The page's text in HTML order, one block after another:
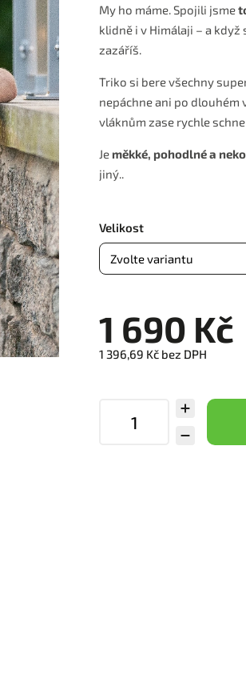
My ho máme. Spojili jsme
klidně i v Himálaji – a
zazáříš.
Triko si bere všechny
nepáchne ani po
vláknům zase rychle
Je měkké, pohodlné a
jiný..
Velikost
1 690 Kč
1 396,69 Kč bez DPH